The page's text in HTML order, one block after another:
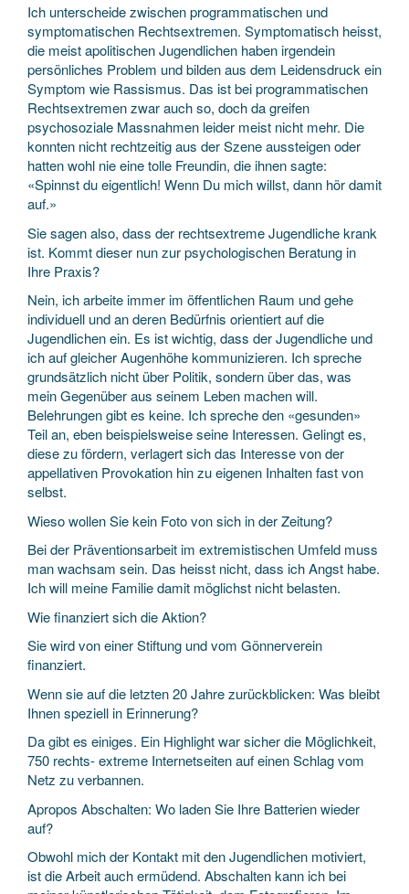
Ich unterscheide zwischen programmatischen und
symptomatischen Rechtsextremen. Symptomatisch heisst,
die meist apolitischen Jugendlichen haben irgendein
persönliches Problem und bilden aus dem Leidensdruck ein
Symptom wie Rassismus. Das ist bei programmatischen
Rechtsextremen zwar auch so, doch da greifen
psychosoziale Massnahmen leider meist nicht mehr. Die
konnten nicht rechtzeitig aus der Szene aussteigen oder
hatten wohl nie eine tolle Freundin, die ihnen sagte:
«Spinnst du eigentlich! Wenn Du mich willst, dann hör damit
auf.»
Sie sagen also, dass der rechtsextreme Jugendliche krank
ist. Kommt dieser nun zur psychologischen Beratung in
Ihre Praxis?
Nein, ich arbeite immer im öffentlichen Raum und gehe
individuell und an deren Bedürfnis orientiert auf die
Jugendlichen ein. Es ist wichtig, dass der Jugendliche und
ich auf gleicher Augenhöhe kommunizieren. Ich spreche
grundsätzlich nicht über Politik, sondern über das, was
mein Gegenüber aus seinem Leben machen will.
Belehrungen gibt es keine. Ich spreche den «gesunden»
Teil an, eben beispielsweise seine Interessen. Gelingt es,
diese zu fördern, verlagert sich das Interesse von der
appellativen Provokation hin zu eigenen Inhalten fast von
selbst.
Wieso wollen Sie kein Foto von sich in der Zeitung?
Bei der Präventionsarbeit im extremistischen Umfeld muss
man wachsam sein. Das heisst nicht, dass ich Angst habe.
Ich will meine Familie damit möglichst nicht belasten.
Wie finanziert sich die Aktion?
Sie wird von einer Stiftung und vom Gönnerverein
finanziert.
Wenn sie auf die letzten 20 Jahre zurückblicken: Was bleibt
Ihnen speziell in Erinnerung?
Da gibt es einiges. Ein Highlight war sicher die Möglichkeit,
750 rechts- extreme Internetseiten auf einen Schlag vom
Netz zu verbannen.
Apropos Abschalten: Wo laden Sie Ihre Batterien wieder
auf?
Obwohl mich der Kontakt mit den Jugendlichen motiviert,
ist die Arbeit auch ermüdend. Abschalten kann ich bei